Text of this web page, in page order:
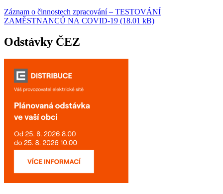
Záznam o činnostech zpracování – TESTOVÁNÍ
ZAMĚSTNANCŮ NA COVID-19 (18.01 kB)
Odstávky ČEZ